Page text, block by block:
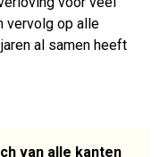
vervolg op alle
al samen heeft
van alle kanten